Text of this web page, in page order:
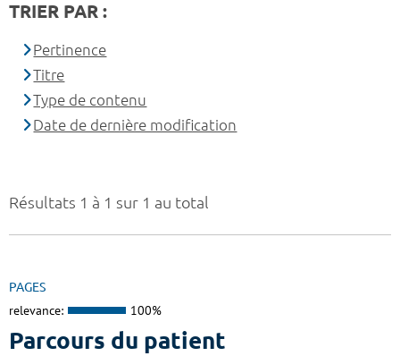
Résultats 1 à 1 sur 1 au total
PAGES
relevance: 100%
Parcours du patient
TRIER PAR :
Pertinence
Titre
Type de contenu
Date de dernière modification